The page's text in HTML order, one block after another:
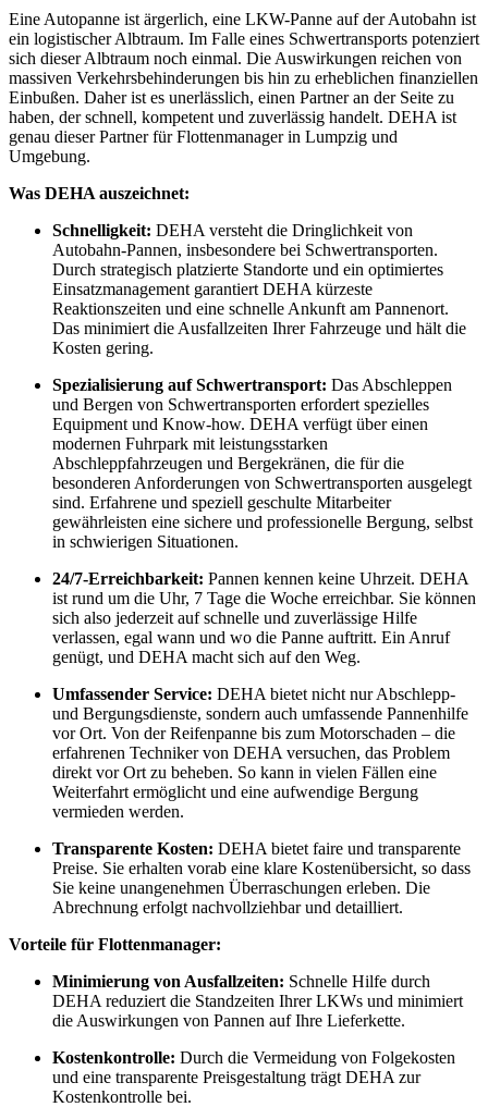
Eine Autopanne ist ärgerlich, eine LKW-Panne auf der Autobahn ist
ein logistischer Albtraum. Im Falle eines Schwertransports potenziert
sich dieser Albtraum noch einmal. Die Auswirkungen reichen von
massiven Verkehrsbehinderungen bis hin zu erheblichen finanziellen
Einbußen. Daher ist es unerlässlich, einen Partner an der Seite zu
haben, der schnell, kompetent und zuverlässig handelt. DEHA ist
genau dieser Partner für Flottenmanager in Lumpzig und
Umgebung.
Was DEHA auszeichnet:
Schnelligkeit: DEHA versteht die Dringlichkeit von
Autobahn-Pannen, insbesondere bei Schwertransporten.
Durch strategisch platzierte Standorte und ein optimiertes
Einsatzmanagement garantiert DEHA kürzeste
Reaktionszeiten und eine schnelle Ankunft am Pannenort.
Das minimiert die Ausfallzeiten Ihrer Fahrzeuge und hält die
Kosten gering.
Spezialisierung auf Schwertransport: Das Abschleppen
und Bergen von Schwertransporten erfordert spezielles
Equipment und Know-how. DEHA verfügt über einen
modernen Fuhrpark mit leistungsstarken
Abschleppfahrzeugen und Bergekränen, die für die
besonderen Anforderungen von Schwertransporten ausgelegt
sind. Erfahrene und speziell geschulte Mitarbeiter
gewährleisten eine sichere und professionelle Bergung, selbst
in schwierigen Situationen.
24/7-Erreichbarkeit: Pannen kennen keine Uhrzeit. DEHA
ist rund um die Uhr, 7 Tage die Woche erreichbar. Sie können
sich also jederzeit auf schnelle und zuverlässige Hilfe
verlassen, egal wann und wo die Panne auftritt. Ein Anruf
genügt, und DEHA macht sich auf den Weg.
Umfassender Service: DEHA bietet nicht nur Abschlepp-
und Bergungsdienste, sondern auch umfassende Pannenhilfe
vor Ort. Von der Reifenpanne bis zum Motorschaden – die
erfahrenen Techniker von DEHA versuchen, das Problem
direkt vor Ort zu beheben. So kann in vielen Fällen eine
Weiterfahrt ermöglicht und eine aufwendige Bergung
vermieden werden.
Transparente Kosten: DEHA bietet faire und transparente
Preise. Sie erhalten vorab eine klare Kostenübersicht, so dass
Sie keine unangenehmen Überraschungen erleben. Die
Abrechnung erfolgt nachvollziehbar und detailliert.
Vorteile für Flottenmanager:
Minimierung von Ausfallzeiten: Schnelle Hilfe durch
DEHA reduziert die Standzeiten Ihrer LKWs und minimiert
die Auswirkungen von Pannen auf Ihre Lieferkette.
Kostenkontrolle: Durch die Vermeidung von Folgekosten
und eine transparente Preisgestaltung trägt DEHA zur
Kostenkontrolle bei.